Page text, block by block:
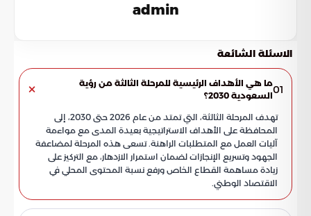
admin
الاسئلة الشائعة
01ما هي الأهداف الرئيسية للمرحلة الثالثة من رؤية
السعودية 2030؟
تهدف المرحلة الثالثة، التي تمتد من عام 2026 حتى 2030، إلى
المحافظة على الأهداف الاستراتيجية بعيدة المدى مع مواءمة
آليات العمل مع المتطلبات الراهنة. تسعى هذه المرحلة لمضاعفة
الجهود وتسريع الإنجازات لضمان استمرار الازدهار، مع التركيز على
زيادة مساهمة القطاع الخاص ورفع نسبة المحتوى المحلي في
الاقتصاد الوطني.